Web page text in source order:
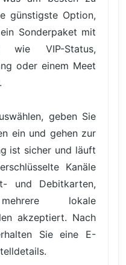
günstigste Option,
Sonderpaket mit
wie VIP-Status,
oder einem Meet
geben Sie
ein und gehen zur
ist sicher und läuft
Kanäle
und Debitkarten,
lokale
akzeptiert. Nach
Sie eine E-